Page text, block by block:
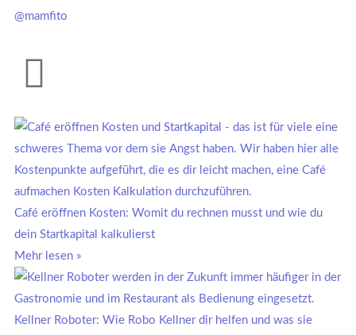
@mamfito
Café eröffnen Kosten: Womit du rechnen musst und wie du
dein Startkapital kalkulierst
Mehr lesen »
Kellner Roboter: Wie Robo Kellner dir helfen und was sie
Page
Page
PagePage
Page